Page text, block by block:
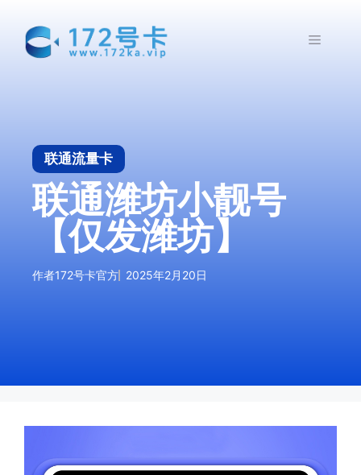
菜
联通流量卡
联通潍坊小靓号
【仅发潍坊】
作者172号卡官方 2025年2月20日